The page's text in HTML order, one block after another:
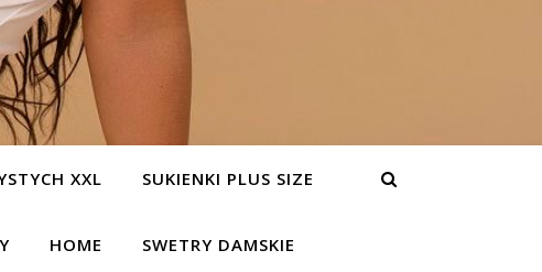
XXL SUKIENKI PLUS SIZE
HOME SWETRY DAMSKIE